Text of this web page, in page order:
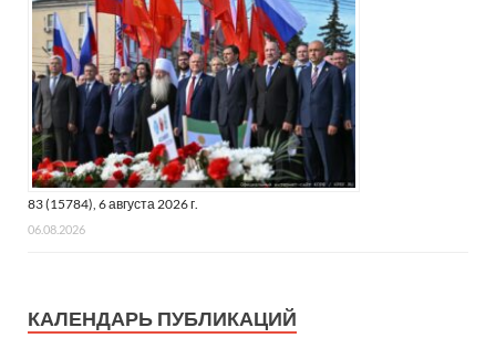
83 (15784), 6 августа 2026 г.
06.08.2026
КАЛЕНДАРЬ ПУБЛИКАЦИЙ